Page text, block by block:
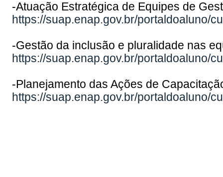
-Atuação Estratégica de Equipes de
https://suap.enap.gov.br/portaldoaluno/
-Gestão da inclusão e pluralidade nas
https://suap.enap.gov.br/portaldoaluno/
-Planejamento das Ações de
https://suap.enap.gov.br/portaldoaluno/